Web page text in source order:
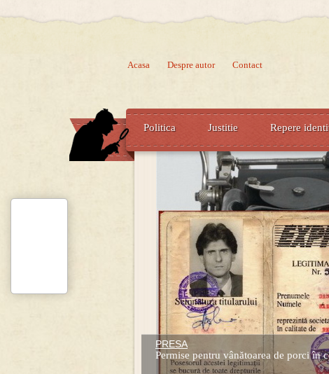
Acasa Despre autor Contact
Politica Justitie Repere
PRESA
Permise pentru vânătoarea de porci în
Prima mea carte publicata (Nemira)
Averea Presedintelui: prima lucrare